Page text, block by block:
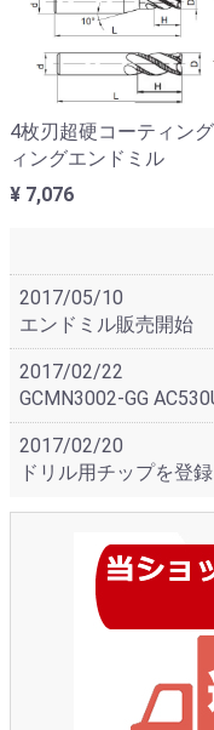
4枚刃超硬コーティン
ィングエンドミル
¥ 7,076
2017/05/10
エンドミル販売開始
2017/02/22
GCMN3002-GG
2017/02/20
ドリル用チップを登